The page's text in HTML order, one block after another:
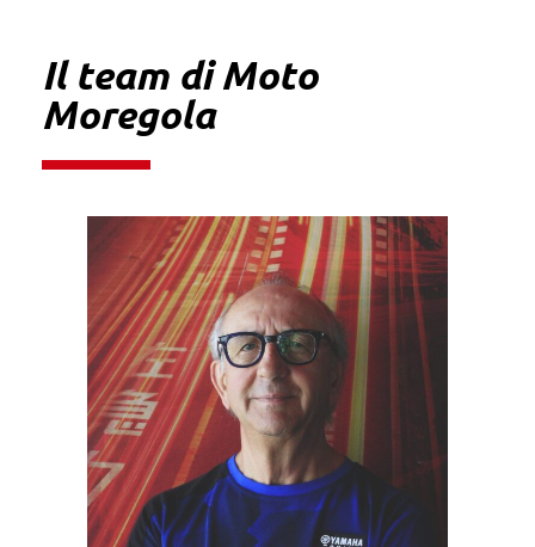
Il team di Moto
Moregola